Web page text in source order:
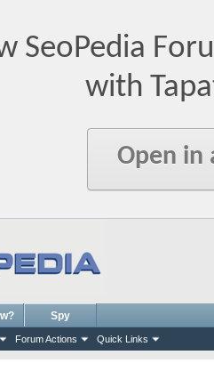
SeoPedia
with
Open in
Forum Actions Quick Links
Spy